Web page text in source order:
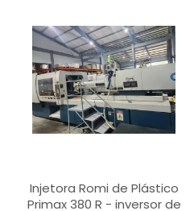
Injetora Romi de Plástico
Primax 380 R - inversor de